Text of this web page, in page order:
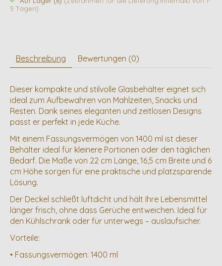
5 Tagen)
Beschreibung Bewertungen (0)
Dieser kompakte und stilvolle Glasbehälter eignet sich
ideal zum Aufbewahren von Mahlzeiten, Snacks und
Resten. Dank seines eleganten und zeitlosen Designs
passt er perfekt in jede Küche.
Mit einem Fassungsvermögen von 1400 ml ist dieser
Behälter ideal für kleinere Portionen oder den täglichen
Bedarf. Die Maße von 22 cm Länge, 16,5 cm Breite und 6
cm Höhe sorgen für eine praktische und platzsparende
Lösung.
Der Deckel schließt luftdicht und hält Ihre Lebensmittel
länger frisch, ohne dass Gerüche entweichen. Ideal für
den Kühlschrank oder für unterwegs – auslaufsicher.
Vorteile:
• Fassungsvermögen: 1400 ml